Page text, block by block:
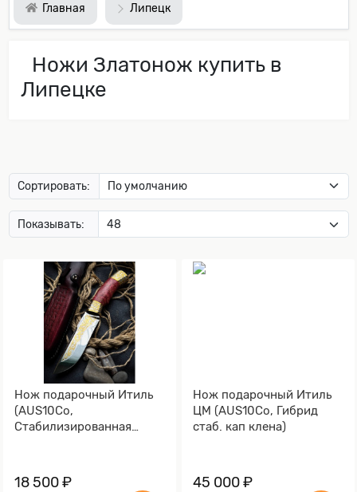
Главная Липецк
Ножи Златонож купить в
Липецке
Сортировать:
Показывать:
Нож подарочный Итиль
(AUS10Co,
Стабилизированная
18 500 ₽
Нож подарочный Итиль
ЦМ (AUS10Co, Гибрид
стаб. кап клена)
45 000 ₽